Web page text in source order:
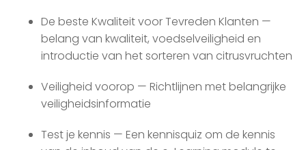
De beste Kwaliteit voor Tevreden Klanten —
belang van kwaliteit, voedselveiligheid en
introductie van het sorteren van citrusvruchten
Veiligheid voorop — Richtlijnen met belangrijke
veiligheidsinformatie
Test je kennis — Een kennisquiz om de kennis